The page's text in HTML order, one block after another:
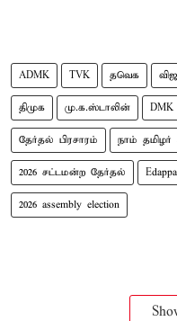
ADMK TVK தவெக
திமுக மு.க.ஸ்டாலின் DMK
தேர்தல் பிரசாரம் நாம் தமிழர்
2026 சட்டமன்ற தேர்தல்
2026 assembly election